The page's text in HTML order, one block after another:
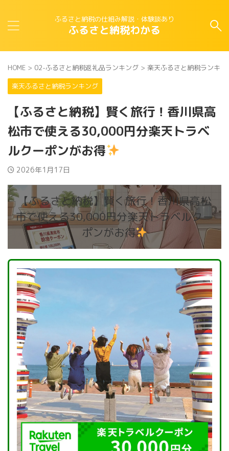
ふるさと納税の仕組み解説・体験談あり
ふるさと納税わかる
HOME > 02-ふるさと納税返礼品ランキング > 楽天ふるさと納税ランキン
楽天ふるさと納税ランキング
【ふるさと納税】賢く旅行！香川県高
松市で使える30,000円分楽天トラベ
ルクーポンがお得
2026年1月17日
【ふるさと納税】賢く旅行！香川県高松
市で使える30,000円分楽天トラベルクー
ポンがお得